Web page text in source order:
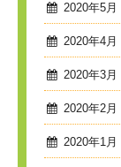
2020年5月
2020年4月
2020年3月
2020年2月
2020年1月